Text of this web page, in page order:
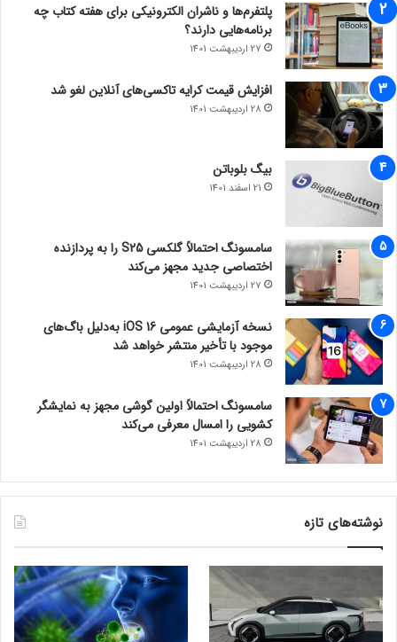
پلتفرم‌ها و ناشران الکترونیکی برای هفته کتاب چه
برنامه‌هایی دارند؟
27 اردیبهشت 1401
افزایش قیمت کرایه تاکسی‌های آنلاین لغو شد
28 اردیبهشت 1401
بیگ بلوباتن
21 اسفند 1401
سامسونگ احتمالاً گلکسی S25 را به پردازنده
اختصاصی جدید مجهز می‌کند
27 اردیبهشت 1401
نسخه آزمایشی عمومی iOS 16 به‌دلیل باگ‌های
موجود با تأخیر منتشر خواهد شد
28 اردیبهشت 1401
سامسونگ احتمالاً اولین گوشی مجهز به نمایشگر
کشویی را امسال معرفی می‌کند
28 اردیبهشت 1401
نوشته‌های تازه